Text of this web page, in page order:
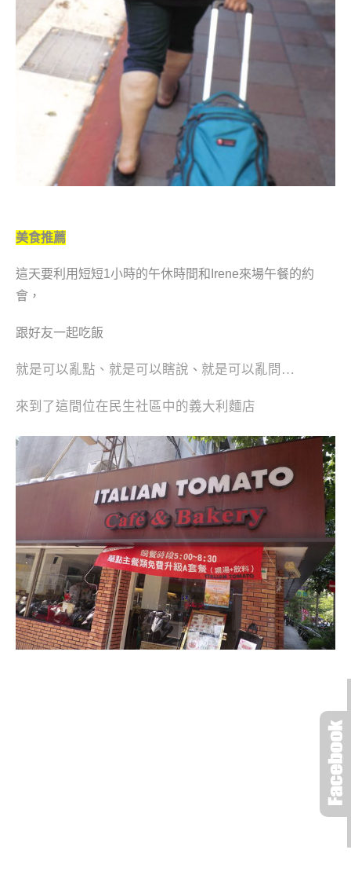
美食推薦
這天要利用短短1小時的午休時間和Irene來場午餐的約
會，
跟好友一起吃飯
就是可以亂點、就是可以瞎說 、 就是可以亂問…
來到了這間位在民生社區中的義大利麵店